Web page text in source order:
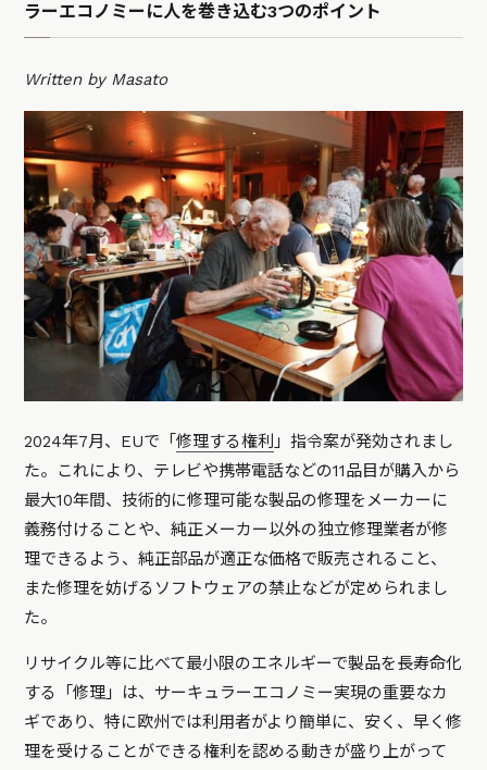
ラーエコノミーに人を巻き込む3つのポイント
Written by Masato
2024年7月、EUで「修理する権利 」指令案が発効されまし
た。これにより、テレビや携帯電話などの11品目が購入から
最大10年間、技術的に修理可能な製品の修理をメーカーに
義務付けることや、純正メーカー以外の独立修理業者が修
理できるよう、純正部品が適正な価格で販売されること、
また修理を妨げるソフトウェアの禁止などが定められまし
た。
リサイクル等に比べて最小限のエネルギーで製品を長寿命化
する「修理」は、サーキュラーエコノミー実現の重要なカ
ギであり、特に欧州では利用者がより簡単に、安く、早く修
理を受けることができる権利を認める動きが盛り上がって